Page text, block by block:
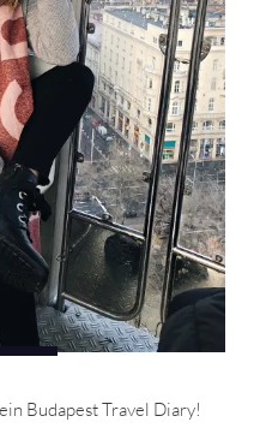
Budapest Travel Diary!